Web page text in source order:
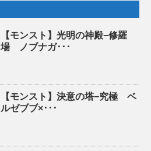
【モンスト】光明の神殿−修羅
場 ノブナガ･･･
【モンスト】決意の塔−究極 ベ
ルゼブブ×･･･